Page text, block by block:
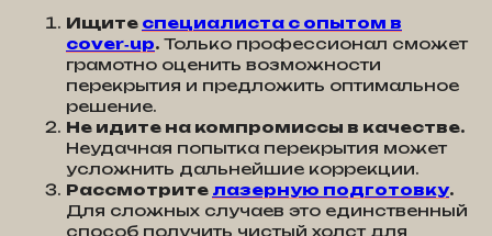
Ищите специалиста с опытом в
cover‑up. Только профессионал сможет
грамотно оценить возможности
перекрытия и предложить оптимальное
решение.
Не идите на компромиссы в качестве.
Неудачная попытка перекрытия может
усложнить дальнейшие коррекции.
Рассмотрите лазерную подготовку.
Для сложных случаев это единственный
способ получить чистый холст для